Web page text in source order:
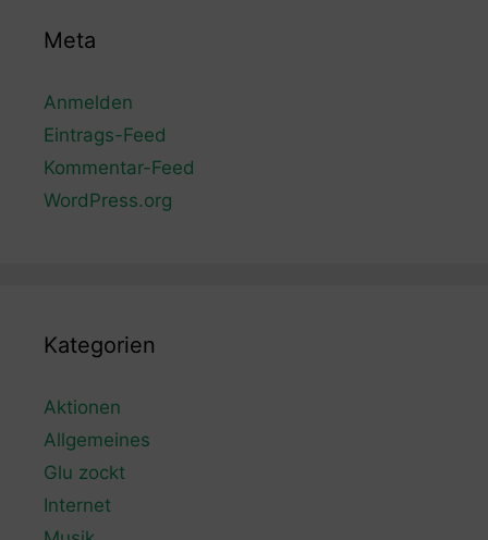
Meta
Anmelden
Eintrags-Feed
Kommentar-Feed
WordPress.org
Kategorien
Aktionen
Allgemeines
Glu zockt
Internet